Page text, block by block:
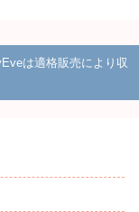
は適格販売により収